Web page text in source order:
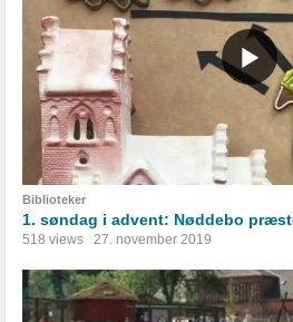
Biblioteker
1. søndag i advent: Nøddebo
518 views 27. november 2019